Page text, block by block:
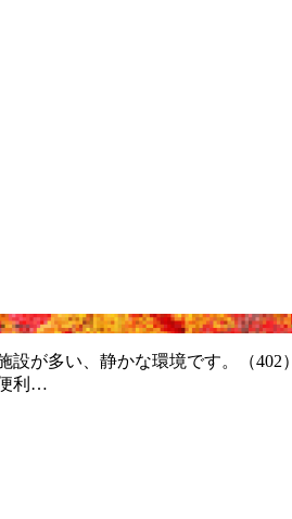
が多い、静かな環境です。（402）
利…